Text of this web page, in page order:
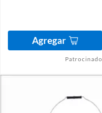
Agregar
Patrocinado